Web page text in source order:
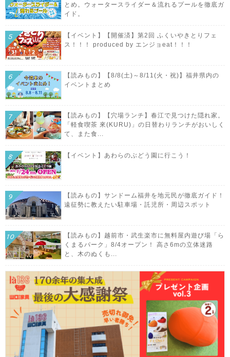
とめ。ウォータースライダー＆流れるプールを徹底ガ
イド。
【イベント】【開催済】第2回 ふくいやきとりフェ
ス！！！ produced by エンジョeat！！！
【読みもの】【8/8(土)～8/11(火・祝)】福井県内の
イベントまとめ
【読みもの】【穴場ランチ】春江で見つけた隠れ家。
「軽食喫茶 來(KURU)」の日替わりランチがおいしく
て、また食...
【イベント】あわらのぶどう園に行こう！
【読みもの】サンドーム福井を地元民が徹底ガイド！
遠征勢に教えたい駐車場・託児所・周辺スポット
【読みもの】越前市・武生楽市に無料屋内遊び場「ら
くまるパーク」8/4オープン！ 高さ6mの立体迷路
と、木のぬくも...